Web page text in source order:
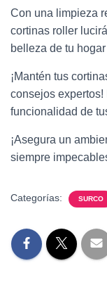
Con una limpieza
cortinas roller
belleza de tu
¡Mantén tus
consejos
funcionalidad de
¡Asegura un
siempre
Categorías: SURCO